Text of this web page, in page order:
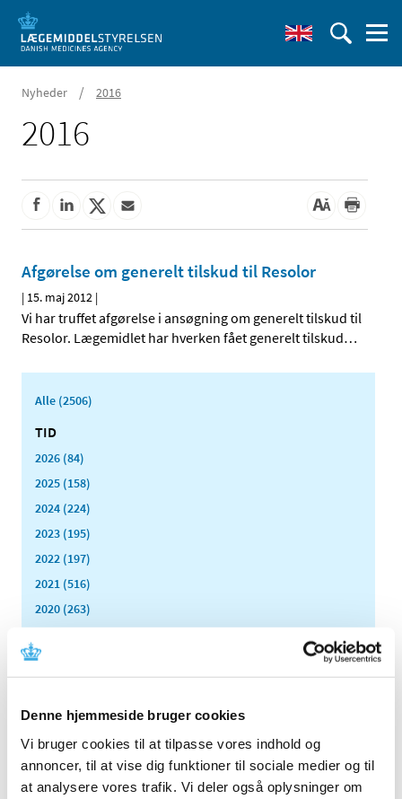
Denne hjemmeside bruger cookies
Vi bruger cookies til at tilpasse vores indhold og
annoncer, til at vise dig funktioner til sociale medier og til
at analysere vores trafik. Vi deler også oplysninger om
Nyheder / 2016
2016
Afgørelse om generelt tilskud til Resolor
| 15. maj 2012 |
Vi har truffet afgørelse i ansøgning om generelt tilskud til
Resolor. Lægemidlet har hverken fået generelt tilskud…
Alle (2506)
TID
2026 (84)
2025 (158)
2024 (224)
2023 (195)
2022 (197)
2021 (516)
2020 (263)
2018 (150)
2016 (167)
2014 (44)
2013 (49)